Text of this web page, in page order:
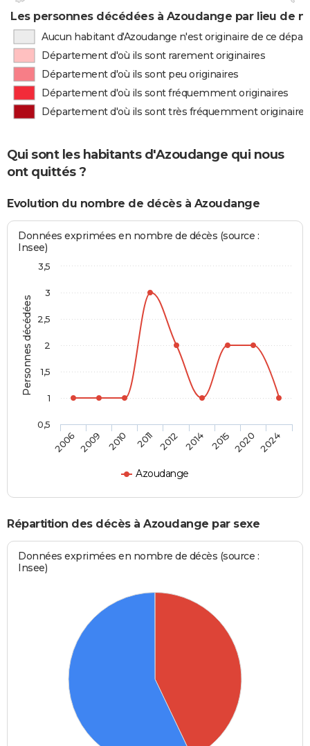
Les personnes décédées à Azoudange par lieu de
Aucun habitant d'Azoudange n'est originaire de ce
Département d'où ils sont rarement originaires
Département d'où ils sont peu originaires
Département d'où ils sont fréquemment originaires
Département d'où ils sont très fréquemment originaires
Qui sont les habitants d'Azoudange qui nous
ont quittés ?
Evolution du nombre de décès à Azoudange
Personnes décédées
Données exprimées en nombre de décès (source :
Insee)
Azoudange
2006 2009 2010 2011 2012 2014 2015 2020 2024
0,5
1
1,5
2
2,5
3
3,5
Répartition des décès à Azoudange par sexe
Données exprimées en nombre de décès (source :
Insee)